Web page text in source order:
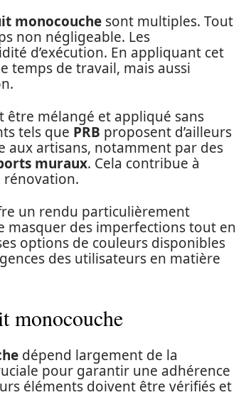
monocouche sont multiples. Tout
non négligeable. Les
d’exécution. En appliquant cet
temps de travail, mais aussi
être mélangé et appliqué sans
tels que PRB proposent d’ailleurs
artisans, notamment par des
muraux. Cela contribue à
rénovation.
un rendu particulièrement
masquer des imperfections tout en
options de couleurs disponibles
des utilisateurs en matière
monocouche
dépend largement de la
pour garantir une adhérence
éléments doivent être vérifiés et